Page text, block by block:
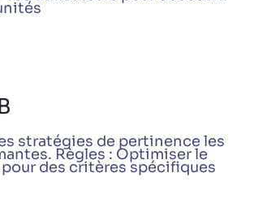
stratégies de pertinence les
Règles : Optimiser le
des critères spécifiques